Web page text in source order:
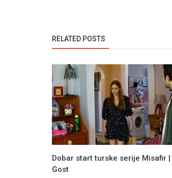
RELATED POSTS
Dobar start turske serije Misafir |
Gost